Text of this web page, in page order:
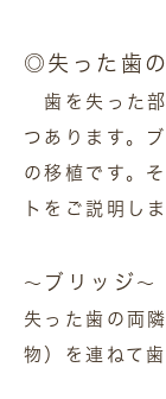
◎失った歯
歯を失った部
つあります。
の移植です。
トをご説明しま
～ ブリッジ ～
失った歯の両
物）を連ねて